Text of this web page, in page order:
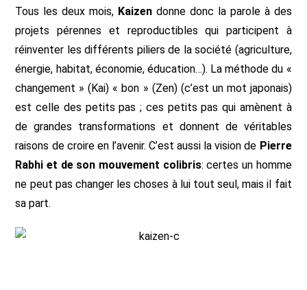
Tous les deux mois, Kaizen donne donc la parole à des
projets pérennes et reproductibles qui participent à
réinventer les différents piliers de la société (agriculture,
énergie, habitat, économie, éducation…). La méthode du «
changement » (Kai) « bon » (Zen) (c’est un mot japonais)
est celle des petits pas ; ces petits pas qui amènent à
de grandes transformations et donnent de véritables
raisons de croire en l’avenir. C’est aussi la vision de Pierre
Rabhi et de son mouvement colibris: certes un homme
ne peut pas changer les choses à lui tout seul, mais il fait
sa part.